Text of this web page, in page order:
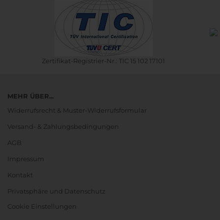
Zertifikat-Registrier-Nr.: TIC 15 102 17101
MEHR ÜBER...
Widerrufsrecht & Muster-Widerrufsformular
Versand- & Zahlungsbedingungen
AGB
Impressum
Kontakt
Privatsphäre und Datenschutz
Cookie Einstellungen